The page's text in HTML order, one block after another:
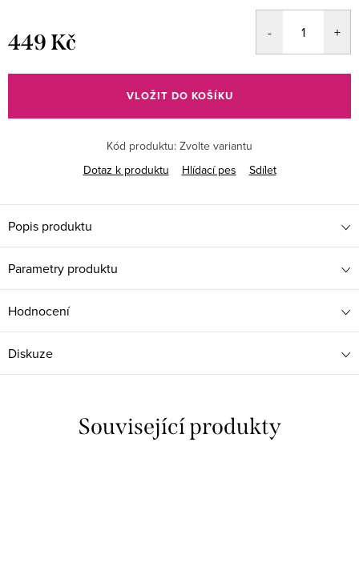
449 Kč
cena:
VLOŽIT DO KOŠÍKU
Kód produktu: Zvolte variantu
Dotaz k produktu
Hlídací pes Sdílet
Popis produktu
Parametry produktu
Hodnocení
Diskuze
Související produkty